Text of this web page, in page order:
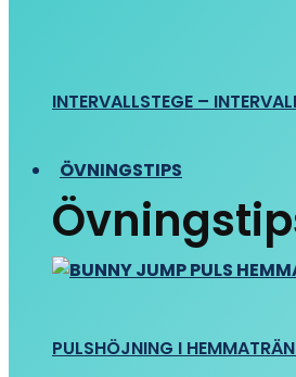
INTERVALLSTEGE –
ÖVNINGSTIPS
PULSHÖJNING I